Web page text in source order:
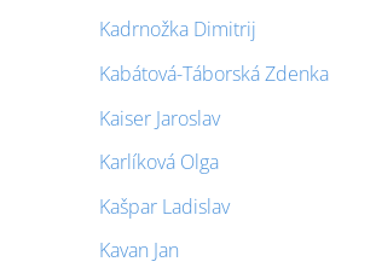
Kadrnožka Dimitrij
Kabátová-Táborská Zdenka
Kaiser Jaroslav
Karlíková Olga
Kašpar Ladislav
Kavan Jan